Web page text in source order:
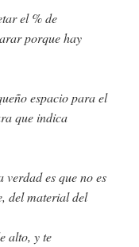
el % de
porque hay
espacio para el
que indica
es que no es
del material del
alto, y te